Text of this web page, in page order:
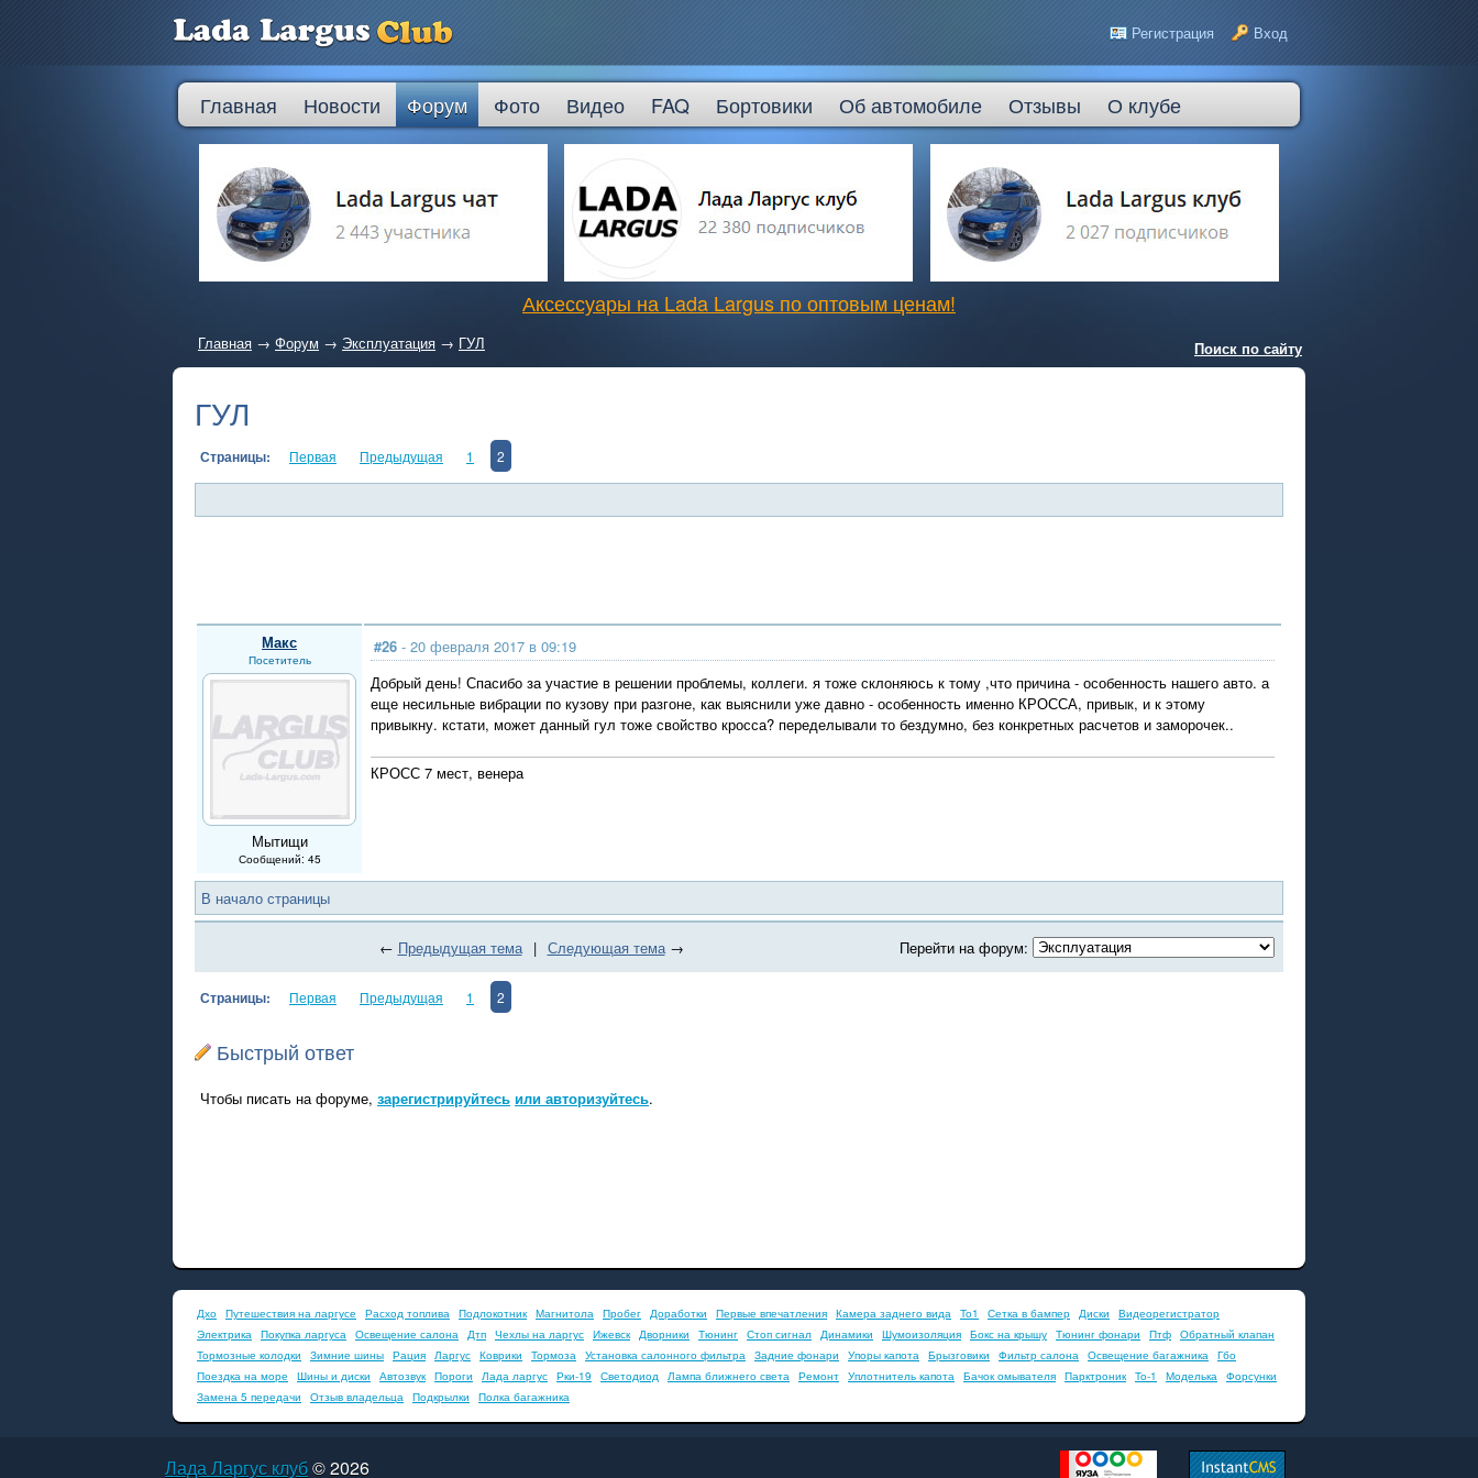
Регистрация Вход
Главная Новости Форум Фото Видео FAQ Бортовики Об автомобиле Отзывы О клубе
Аксессуары на Lada Largus по оптовым ценам!
Главная → Форум → Эксплуатация → ГУЛ Поиск по сайту
ГУЛ
Страницы: Первая Предыдущая 1 2
Макс
Посетитель
Мытищи
Сообщений: 45
#26 - 20 февраля 2017 в 09:19
Добрый день! Спасибо за участие в решении проблемы, коллеги. я тоже склоняюсь к тому ,что причина - особенность нашего авто. а
еще несильные вибрации по кузову при разгоне, как выяснили уже давно - особенность именно КРОССА, привык, и к этому
привыкну. кстати, может данный гул тоже свойство кросса? переделывали то бездумно, без конкретных расчетов и заморочек..
КРОСС 7 мест, венера
В начало страницы
← Предыдущая тема | Следующая тема→ Перейти на форум:
Страницы: Первая Предыдущая 1 2
Быстрый ответ
Чтобы писать на форуме, зарегистрируйтесь или авторизуйтесь.
Дхо Путешествия на ларгусе Расход топлива Подлокотник Магнитола Пробег Доработки Первые впечатления Камера заднего вида То1 Сетка в бампер Диски
Видеорегистратор
Электрика Покупка ларгуса Освещение салона Дтп Чехлы на ларгус Ижевск Дворники Тюнинг Стоп сигнал Динамики Шумоизоляция Бокс на крышу Тюнинг фонари Птф Обратный клапан
Тормозные колодки
Зимние шины Рация Ларгус Коврики Тормоза Установка салонного фильтра Задние фонари Упоры капота Брызговики Фильтр салона Освещение багажника Гбо
Поездка на море
Шины и диски Автозвук Пороги Лада ларгус Рки-19 Светодиод Лампа ближнего света Ремонт Уплотнитель капота Бачок омывателя Парктроник То-1 Моделька Форсунки
Замена 5 передачи
Отзыв владельца Подкрылки Полка багажника
Лада Ларгус клуб© 2026